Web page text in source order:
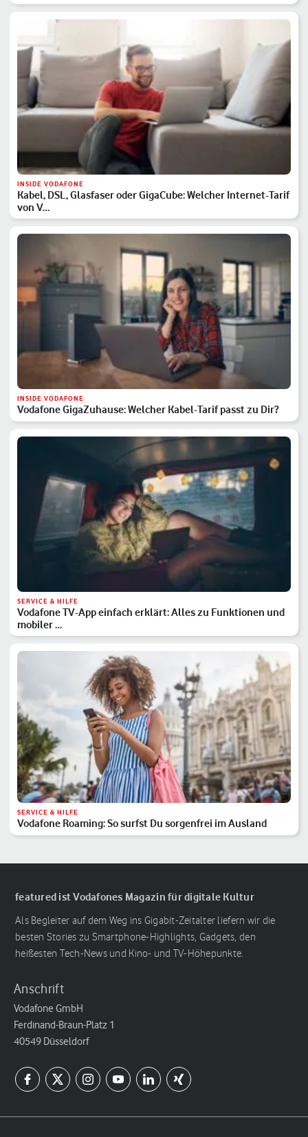
INSIDE VODAFONE
Kabel, DSL, Glasfaser oder GigaCube: Welcher Internet-Tarif
von V…
INSIDE VODAFONE
Vodafone GigaZuhause: Welcher Kabel-Tarif passt zu Dir?
SERVICE & HILFE
Vodafone TV-App einfach erklärt: Alles zu Funktionen und
mobiler …
SERVICE & HILFE
Vodafone Roaming: So surfst Du sorgenfrei im Ausland
featured ist Vodafones Magazin für digitale Kultur
Als Begleiter auf dem Weg ins Gigabit-Zeitalter liefern wir die
besten Stories zu Smartphone-Highlights, Gadgets, den
heißesten Tech-News und Kino- und TV-Höhepunkte.
Anschrift
Vodafone GmbH
Ferdinand-Braun-Platz 1
40549 Düsseldorf